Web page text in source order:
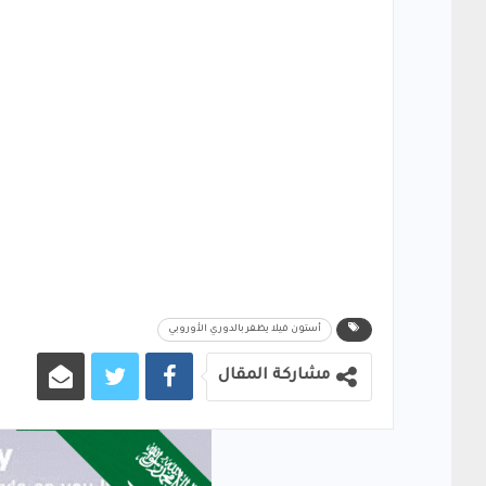
أستون فيلا يظفر بالدوري الأوروبي
مشاركة المقال